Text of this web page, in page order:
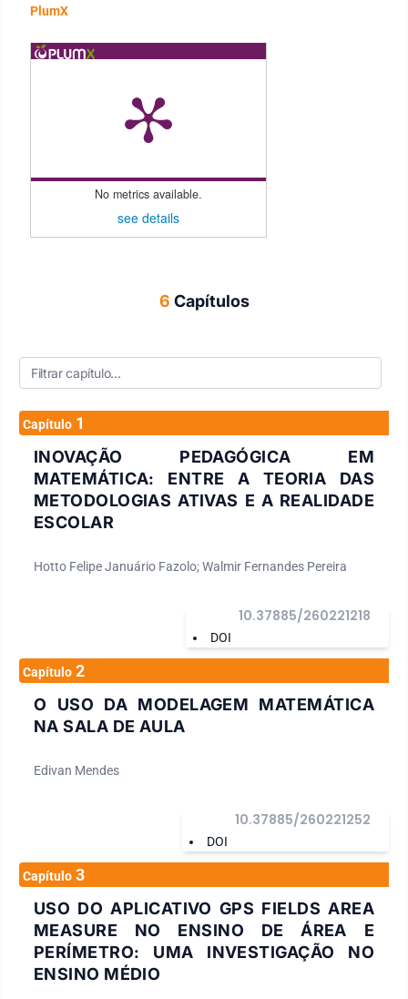
PlumX
No metrics available.
see details
6 Capítulos
Capítulo 1
INOVAÇÃO PEDAGÓGICA EM
MATEMÁTICA: ENTRE A TEORIA DAS
METODOLOGIAS ATIVAS E A REALIDADE
ESCOLAR
Hotto Felipe Januário Fazolo; Walmir Fernandes Pereira
DOI
10.37885/260221218
Capítulo 2
O USO DA MODELAGEM MATEMÁTICA
NA SALA DE AULA
Edivan Mendes
DOI
10.37885/260221252
Capítulo 3
USO DO APLICATIVO GPS FIELDS AREA
MEASURE NO ENSINO DE ÁREA E
PERÍMETRO: UMA INVESTIGAÇÃO NO
ENSINO MÉDIO